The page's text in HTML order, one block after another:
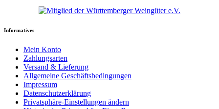
Informatives
Mein Konto
Zahlungsarten
Versand & Lieferung
Allgemeine Geschäftsbedingungen
Impressum
Datenschutzerklärung
Privatsphäre-Einstellungen ändern